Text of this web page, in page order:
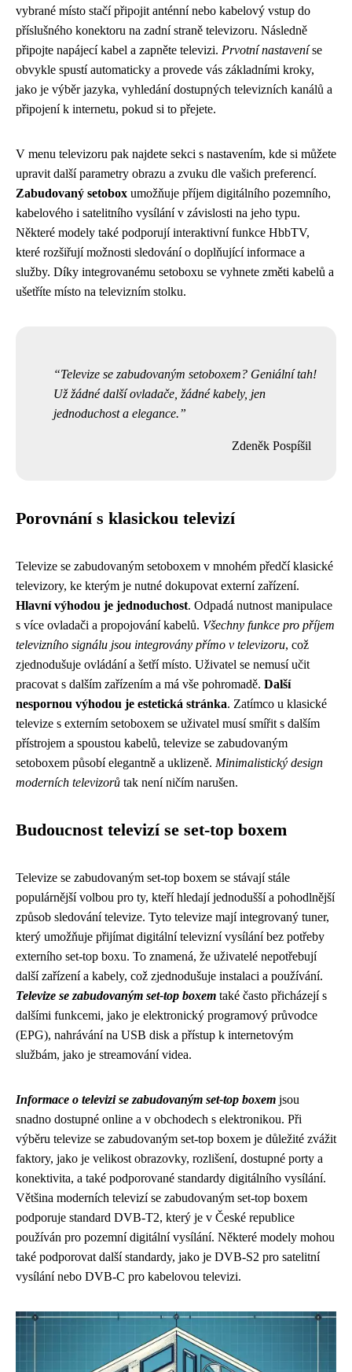
vybrané místo stačí připojit anténní nebo kabelový vstup do
příslušného konektoru na zadní straně televizoru. Následně
připojte napájecí kabel a zapněte televizi. Prvotní nastaveníse
obvykle spustí automaticky a provede vás základními kroky,
jako je výběr jazyka, vyhledání dostupných televizních kanálů a
připojení k internetu, pokud si to přejete.
V menu televizoru pak najdete sekci s nastavením, kde si můžete
upravit další parametry obrazu a zvuku dle vašich preferencí.
Zabudovaný setobox umožňuje příjem digitálního pozemního,
kabelového i satelitního vysílání v závislosti na jeho typu.
Některé modely také podporují interaktivní funkce HbbTV,
které rozšiřují možnosti sledování o doplňující informace a
služby. Díky integrovanému setoboxu se vyhnete změti kabelů a
ušetříte místo na televizním stolku.
Televize se zabudovaným setoboxem? Geniální tah!
Už žádné další ovladače, žádné kabely, jen
jednoduchost a elegance.
Zdeněk Pospíšil
Porovnání s klasickou televizí
Televize se zabudovaným setoboxem v mnohém předčí klasické
televizory, ke kterým je nutné dokupovat externí zařízení.
Hlavní výhodou je jednoduchost. Odpadá nutnost manipulace
s více ovladači a propojování kabelů. Všechny funkce pro příjem
televizního signálu jsou integrovány přímo v televizoru, což
zjednodušuje ovládání a šetří místo. Uživatel se nemusí učit
pracovat s dalším zařízením a má vše pohromadě. Další
nespornou výhodou je estetická stránka. Zatímco u klasické
televize s externím setoboxem se uživatel musí smířit s dalším
přístrojem a spoustou kabelů, televize se zabudovaným
setoboxem působí elegantně a uklizeně. Minimalistický design
moderních televizorů tak není ničím narušen.
Budoucnost televizí se set-top boxem
Televize se zabudovaným set-top boxem se stávají stále
populárnější volbou pro ty, kteří hledají jednodušší a pohodlnější
způsob sledování televize. Tyto televize mají integrovaný tuner,
který umožňuje přijímat digitální televizní vysílání bez potřeby
externího set-top boxu. To znamená, že uživatelé nepotřebují
další zařízení a kabely, což zjednodušuje instalaci a používání.
Televize se zabudovaným set-top boxem také často přicházejí s
dalšími funkcemi, jako je elektronický programový průvodce
(EPG), nahrávání na USB disk a přístup k internetovým
službám, jako je streamování videa.
Informace o televizi se zabudovaným set-top boxem jsou
snadno dostupné online a v obchodech s elektronikou. Při
výběru televize se zabudovaným set-top boxem je důležité zvážit
faktory, jako je velikost obrazovky, rozlišení, dostupné porty a
konektivita, a také podporované standardy digitálního vysílání.
Většina moderních televizí se zabudovaným set-top boxem
podporuje standard DVB-T2, který je v České republice
používán pro pozemní digitální vysílání. Některé modely mohou
také podporovat další standardy, jako je DVB-S2 pro satelitní
vysílání nebo DVB-C pro kabelovou televizi.